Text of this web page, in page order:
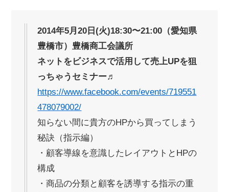
2014年5月20日(火)18:30〜21:00（愛知県
豊橋市）豊橋商工会議所
ネットをビジネスで活用して売上UPを狙
っちゃうセミナー♬
https://www.facebook.com/events/719551
478079002/
知らない間に貴方のHPから買ってしまう
秘訣（指示編）
・顧客導線を意識したレイアウトとHPの
構成
・商品の分類と顧客を誘導する指示の重